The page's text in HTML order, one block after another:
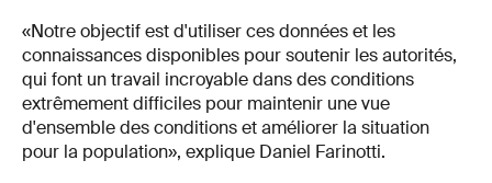
«Notre objectif est d'utiliser ces données et les
connaissances disponibles pour soutenir les autorités,
qui font un travail incroyable dans des conditions
extrêmement difficiles pour maintenir une vue
d'ensemble des conditions et améliorer la situation
pour la population», explique Daniel Farinotti.